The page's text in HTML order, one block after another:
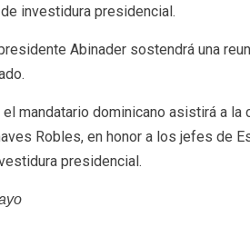
investidura presidencial.
Abinader sostendrá una
mandatario dominicano asistirá a
Robles, en honor a los jefes de
presidencial.